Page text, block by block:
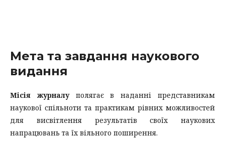
Мета та завдання наукового
видання
Місія журналуполягає в наданні представникам
наукової спільноти та практикам рівних можливостей
для висвітлення результатів своїх наукових
напрацювань та їх вільного поширення.